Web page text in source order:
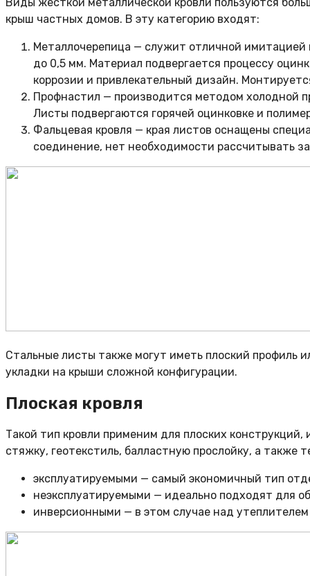
крыш частных домов. В эту категорию входят:
Металлочерепица — служит отличной имитацией
до 0,5 мм. Материал подвергается процессу
коррозии и привлекательный дизайн.
Профнастил — производится методом холодной
Листы подвергаются горячей оцинковке и
Фальцевая кровля — края листов оснащены
соединение, нет необходимости рассчитывать
Стальные листы также могут иметь плоский профиль
укладки на крыши сложной конфигурации.
Плоская кровля
Такой тип кровли применим для плоских
стяжку, геотекстиль, балластную прослойку, а также
эксплуатируемыми — самый экономичный тип
неэксплуатируемыми — идеально подходят для
инверсионными — в этом случае над